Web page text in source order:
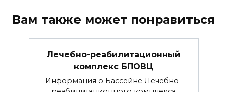
Вам также может понравиться
Лечебно-реабилитационный
комплекс БПОВЦ
Информация о Бассейне Лечебно-